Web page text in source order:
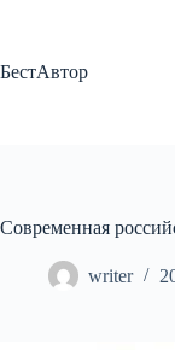
БестАвтор
Современная
writer